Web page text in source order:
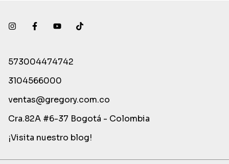
573004474742
3104566000
ventas@gregory.com.co
Cra.82A #6-37 Bogotá - Colombia
¡Visita nuestro blog!